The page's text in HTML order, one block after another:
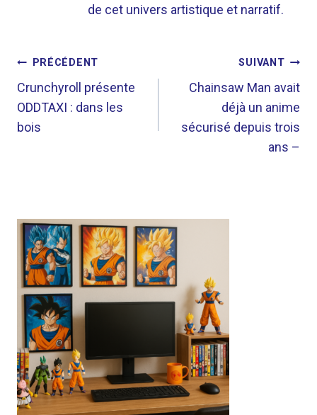
de cet univers artistique et narratif.
NAVIGATION
DE
L’ARTICLE
PRÉCÉDENT
Crunchyroll présente
ODDTAXI : dans les
bois
SUIVANT
Chainsaw Man avait
déjà un anime
sécurisé depuis trois
ans –